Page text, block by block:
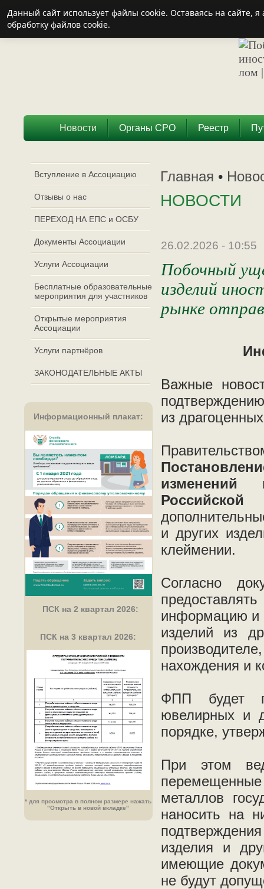
Новости Органы СРО Реестр
Вступление в Ассоциацию
Отзывы о нас
ПЕРЕХОД НА ЕПС и ОСБУ
Документы Ассоциации
Услуги Ассоциации
Бесплатные образовательные
мероприятия для участников
Открытые мероприятия
Ассоциации
Услуги партнёров
ЗАКОНОДАТЕЛЬНЫЕ АКТЫ
Информационный плакат:
ПСК на 2 квартал 2026:
ПСК на 3 квартал 2026:
* для просмотра в полном размере нажать
"Открыть в новой вкладке"
Главная •
НОВОСТИ
26.02.2026 - 10:55
Побочный
изделий
рынке
Важные
из
изменений
и других
клеймении.
Согласно
информацию и
изделий из
нахождения и
ФПП будет
ювелирных и
порядке,
При этом
перемещенные
металлов
наносить на
изделия и
имеющие
не будут
Данный сайт использует файлы cookie. Оставаясь на сайте,
обработку файлов cookie.